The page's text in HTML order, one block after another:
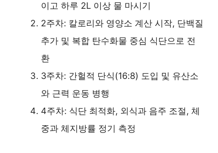
이고 하루 2L 이상 물 마시기
2주차: 칼로리와 영양소 계산 시작, 단백질
추가 및 복합 탄수화물 중심 식단으로 전
환
3주차: 간헐적 단식(16:8) 도입 및 유산소
와 근력 운동 병행
4주차: 식단 최적화, 외식과 음주 조절, 체
중과 체지방률 정기 측정